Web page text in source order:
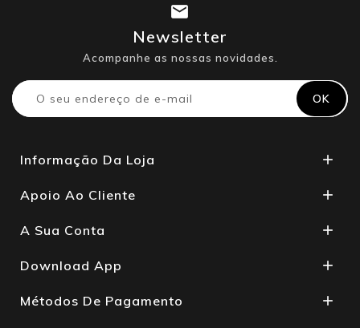
Newsletter
Acompanhe as nossas novidades.
Informação Da Loja 
Apoio Ao Cliente 
A Sua Conta 
Download App 
Métodos De Pagamento 